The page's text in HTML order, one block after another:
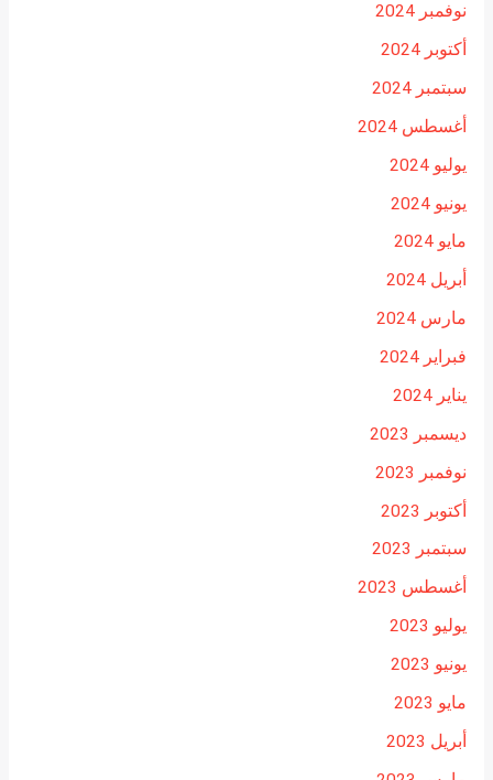
نوفمبر 2024
أكتوبر 2024
سبتمبر 2024
أغسطس 2024
يوليو 2024
يونيو 2024
مايو 2024
أبريل 2024
مارس 2024
فبراير 2024
يناير 2024
ديسمبر 2023
نوفمبر 2023
أكتوبر 2023
سبتمبر 2023
أغسطس 2023
يوليو 2023
يونيو 2023
مايو 2023
أبريل 2023